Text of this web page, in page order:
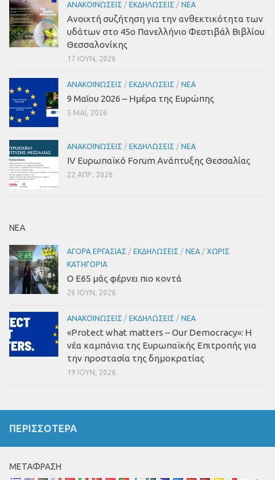
ΑΝΑΚΟΙΝΏΣΕΙΣ / ΕΚΔΗΛΏΣΕΙΣ / ΝΈΑ
Ανοιχτή συζήτηση για την ανθεκτικότητα των
υδάτων στο 45ο Πανελλήνιο Φεστιβάλ Βιβλίου
Θεσσαλονίκης
17 ΙΟΎΝ, 2026
ΑΝΑΚΟΙΝΏΣΕΙΣ / ΕΚΔΗΛΏΣΕΙΣ / ΝΈΑ
9 Μαΐου 2026 – Ημέρα της Ευρώπης
5 ΜΑΪ́, 2026
ΑΝΑΚΟΙΝΏΣΕΙΣ / ΕΚΔΗΛΏΣΕΙΣ / ΝΈΑ
IV Ευρωπαϊκό Forum Ανάπτυξης Θεσσαλίας
22 ΑΠΡ, 2026
ΝΕΑ
ΑΓΟΡΆ ΕΡΓΑΣΊΑΣ / ΕΚΔΗΛΏΣΕΙΣ / ΝΈΑ / ΧΩΡΊΣ
ΚΑΤΗΓΟΡΊΑ
Ο Ε65 μάς φέρνει πιο κοντά
26 ΙΟΎΝ, 2026
ΑΝΑΚΟΙΝΏΣΕΙΣ / ΕΚΔΗΛΏΣΕΙΣ / ΝΈΑ
«Protect what matters – Our Democracy»: Η
νέα καμπάνια της Ευρωπαϊκής Επιτροπής για
την προστασία της δημοκρατίας
19 ΙΟΎΝ, 2026
ΠΕΡΙΣΣΌΤΕΡΑ
ΜΕΤΆΦΡΑΣΗ